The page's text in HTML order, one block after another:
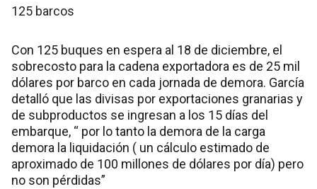
125 barcos
Con 125 buques en espera al 18 de diciembre, el
sobrecosto para la cadena exportadora es de 25 mil
dólares por barco en cada jornada de demora. García
detalló que las divisas por exportaciones granarias y
de subproductos se ingresan a los 15 días del
embarque, “ por lo tanto la demora de la carga
demora la liquidación ( un cálculo estimado de
aproximado de 100 millones de dólares por día) pero
no son pérdidas”